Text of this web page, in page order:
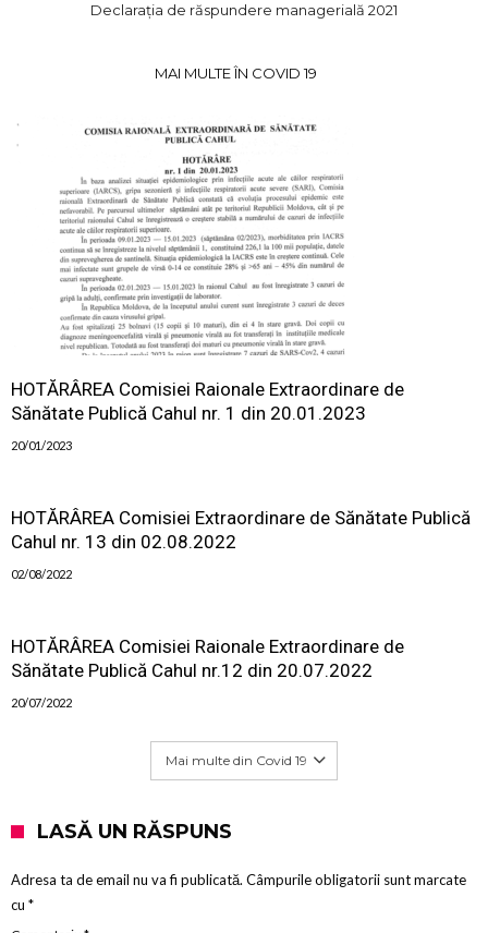
Declarația de răspundere managerială 2021
MAI MULTE ÎN COVID 19
HOTĂRÂREA Comisiei Raionale Extraordinare de
Sănătate Publică Cahul nr. 1 din 20.01.2023
20/01/2023
HOTĂRÂREA Comisiei Extraordinare de Sănătate Publică
Cahul nr. 13 din 02.08.2022
02/08/2022
HOTĂRÂREA Comisiei Raionale Extraordinare de
Sănătate Publică Cahul nr.12 din 20.07.2022
20/07/2022
Mai multe din Covid 19
LASĂ UN RĂSPUNS
Adresa ta de email nu va fi publicată. Câmpurile obligatorii sunt marcate
cu *